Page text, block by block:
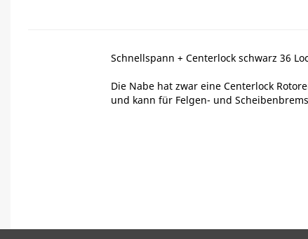
Schnellspann + Centerlock schwarz 36
Die Nabe hat zwar eine Centerlock
und kann für Felgen- und